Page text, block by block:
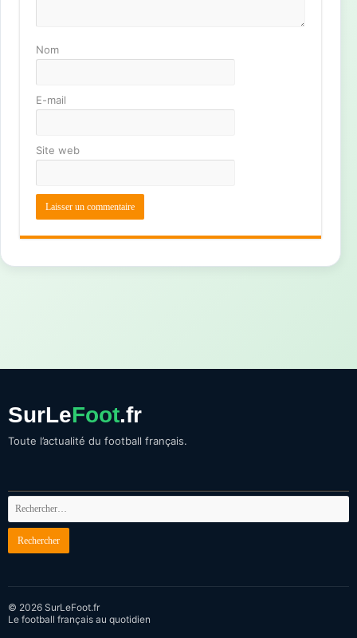
Nom
E-mail
Site web
SurLeFoot.fr
Toute l’actualité du football français.
© 2026 SurLeFoot.fr
Le football français au quotidien